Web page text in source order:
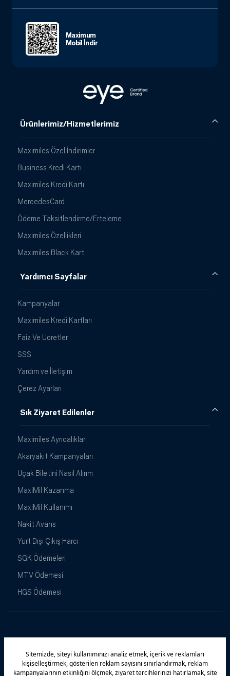
Ürünlerimiz/Hizmetlerimiz
Maximiles Özel İndirimler
Business Kredi Kartı
Maximiles Kredi Kartı
MercedesCard
Ödeme Taksitlendirme/Erteleme
Maximiles Özellikleri
Maximiles Black Kart
Yardımcı Sayfalar
Kampanyalar
Maximiles Kredi Kartları
Faiz Ve Ücretler
SSS
Yardım ve İletişim
Çerez Ayarları
Sık Ziyaret Edilenler
Maximiles Ayrıcalıkları
Akaryakıt Kampanyaları
Uçak Biletini Nasıl Alırım
MaxiMil Kazanma
MaxiMil Kullanımı
Nakit Avans
Yurt Dışı Çıkış Harcı
SGK Ödemeleri
MTV Ödemesi
HGS Ödemesi
Maximum
Mobil İndir
Maximiles Kampanyalar Yasal Uyarı Güvenlik
Gizlilik Politikamız Bilgi Toplumu Hizmetleri